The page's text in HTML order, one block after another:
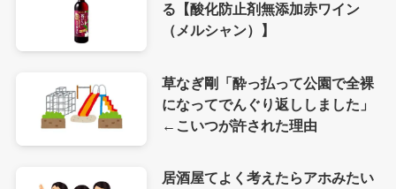
る【酸化防止剤無添加赤ワイン
（メルシャン）】
草なぎ剛「酔っ払って公園で全裸
になってでんぐり返ししました」
←こいつが許された理由
居酒屋てよく考えたらアホみたい